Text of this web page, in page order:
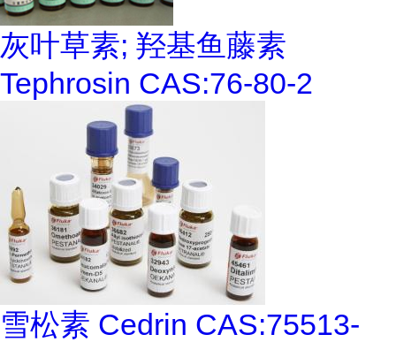
灰叶草素; 羟基鱼藤素
Tephrosin CAS:76-80-2
雪松素 Cedrin CAS:75513-